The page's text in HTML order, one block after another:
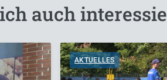
auch
AKTUELLES